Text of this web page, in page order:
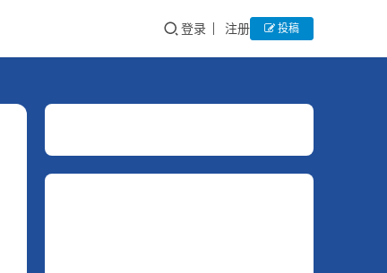
登录 注册 投稿